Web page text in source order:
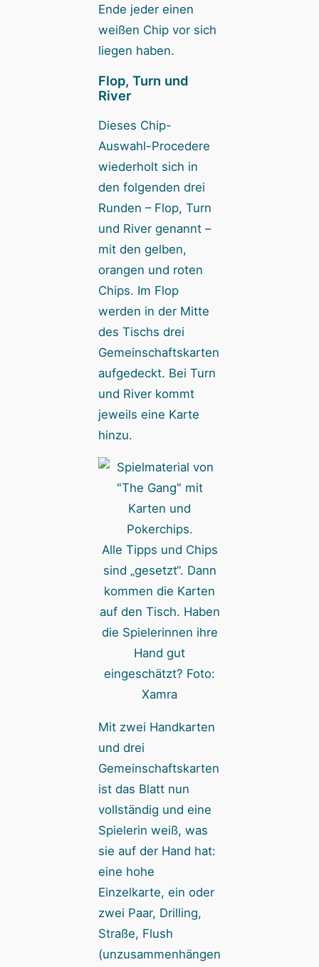
Ende jeder einen
weißen Chip vor sich
liegen haben.
Flop, Turn und
River
Dieses Chip-
Auswahl-Procedere
wiederholt sich in
den folgenden drei
Runden – Flop, Turn
und River genannt –
mit den gelben,
orangen und roten
Chips. Im Flop
werden in der Mitte
des Tischs drei
Gemeinschaftskarten
aufgedeckt. Bei Turn
und River kommt
jeweils eine Karte
hinzu.
Alle Tipps und Chips
sind „gesetzt“. Dann
kommen die Karten
auf den Tisch. Haben
die Spielerinnen ihre
Hand gut
eingeschätzt? Foto:
Xamra
Mit zwei Handkarten
und drei
Gemeinschaftskarten
ist das Blatt nun
vollständig und eine
Spielerin weiß, was
sie auf der Hand hat:
eine hohe
Einzelkarte, ein oder
zwei Paar, Drilling,
Straße, Flush
(unzusammenhängen